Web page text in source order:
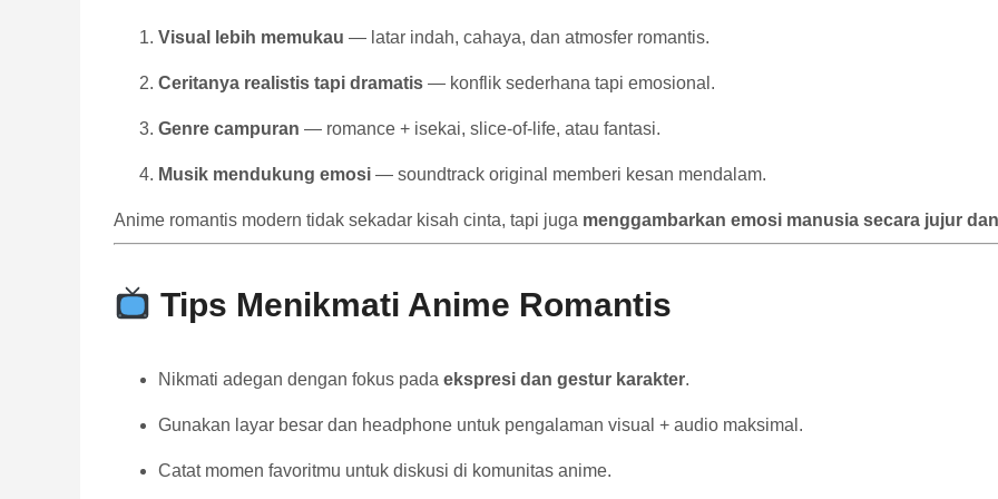
Visual lebih memukau — latar indah, cahaya, dan atmosfer romantis.
Ceritanya realistis tapi dramatis — konflik sederhana tapi emosional.
Genre campuran — romance + isekai, slice-of-life, atau fantasi.
Musik mendukung emosi — soundtrack original memberi kesan mendalam.
Anime romantis modern tidak sekadar kisah cinta, tapi juga menggambarkan emosi manusia secara jujur
Tips Menikmati Anime Romantis
Nikmati adegan dengan fokus pada ekspresi dan gestur karakter.
Gunakan layar besar dan headphone untuk pengalaman visual + audio maksimal.
Catat momen favoritmu untuk diskusi di komunitas anime.